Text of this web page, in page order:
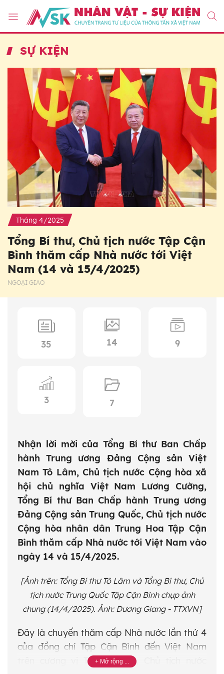
SỰ KIỆN
Tháng 4/2025
Tổng Bí thư, Chủ tịch nước Tập Cận
Bình thăm cấp Nhà nước tới Việt
Nam (14 và 15/4/2025)
NGOẠI GIAO
35 14 9
3 7
Nhận lời mời của Tổng Bí thư Ban Chấp
hành Trung ương Đảng Cộng sản Việt
Nam Tô Lâm, Chủ tịch nước Cộng hòa xã
hội chủ nghĩa Việt Nam Lương Cường,
Tổng Bí thư Ban Chấp hành Trung ương
Đảng Cộng sản Trung Quốc, Chủ tịch nước
Cộng hòa nhân dân Trung Hoa Tập Cận
Bình thăm cấp Nhà nước tới Việt Nam vào
ngày 14 và 15/4/2025.
[Ảnh trên: Tổng Bí thư Tô Lâm và Tổng Bí thư, Chủ
tịch nước Trung Quốc Tập Cận Bình chụp ảnh
chung (14/4/2025). Ảnh: Dương Giang - TTXVN]
Đây là chuyến thăm cấp Nhà nước lần thứ 4
của đồng chí Tập Cận Bình đến Việt Nam
trên cương vị Tổng Bí thư, Chủ tịch nước